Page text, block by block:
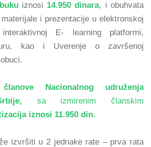
iznosi 14.950 dinara, i obuhvata
i prezentacije u elektronskoj
E- learning platformi,
kao i Uverenje o završenoj
Nacionalnog udruženja
sa izmirenim članskim
iznosi 11.950 din.
izvršiti u 2 jednake rate – prva rata